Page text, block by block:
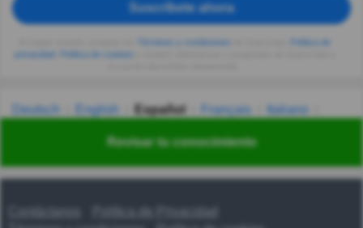
Revisar tu conocimiento
Suscríbete ahora
Deutsch English Español Français
Italiano
Українська हिन्दी 한국어 汉语
Contáctanos
Política de Privacidad